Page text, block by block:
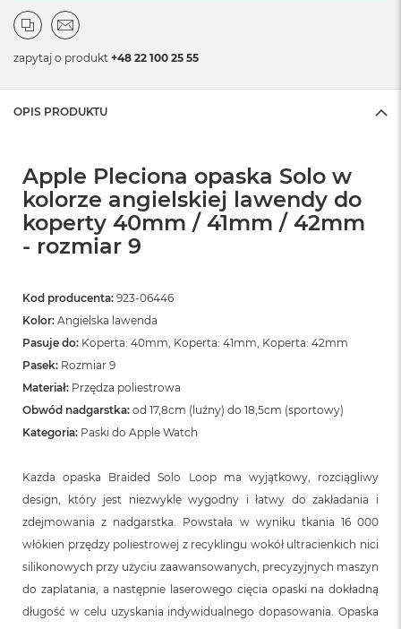
zapytaj o produkt +48 22 100 25 55
OPIS PRODUKTU
Apple Pleciona opaska Solo w
kolorze angielskiej lawendy do
koperty 40mm / 41mm / 42mm
- rozmiar 9
Kod producenta: 923-06446
Kolor: Angielska lawenda
Pasuje do: Koperta: 40mm, Koperta: 41mm, Koperta: 42mm
Pasek: Rozmiar 9
Materiał: Przędza poliestrowa
Obwód nadgarstka: od 17,8cm (luźny) do 18,5cm (sportowy)
Kategoria: Paski do Apple Watch
Każda opaska Braided Solo Loop ma wyjątkowy, rozciągliwy
design, który jest niezwykle wygodny i łatwy do zakładania i
zdejmowania z nadgarstka. Powstała w wyniku tkania 16 000
włókien przędzy poliestrowej z recyklingu wokół ultracienkich nici
silikonowych przy użyciu zaawansowanych, precyzyjnych maszyn
do zaplatania, a następnie laserowego cięcia opaski na dokładną
długość w celu uzyskania indywidualnego dopasowania. Opaska